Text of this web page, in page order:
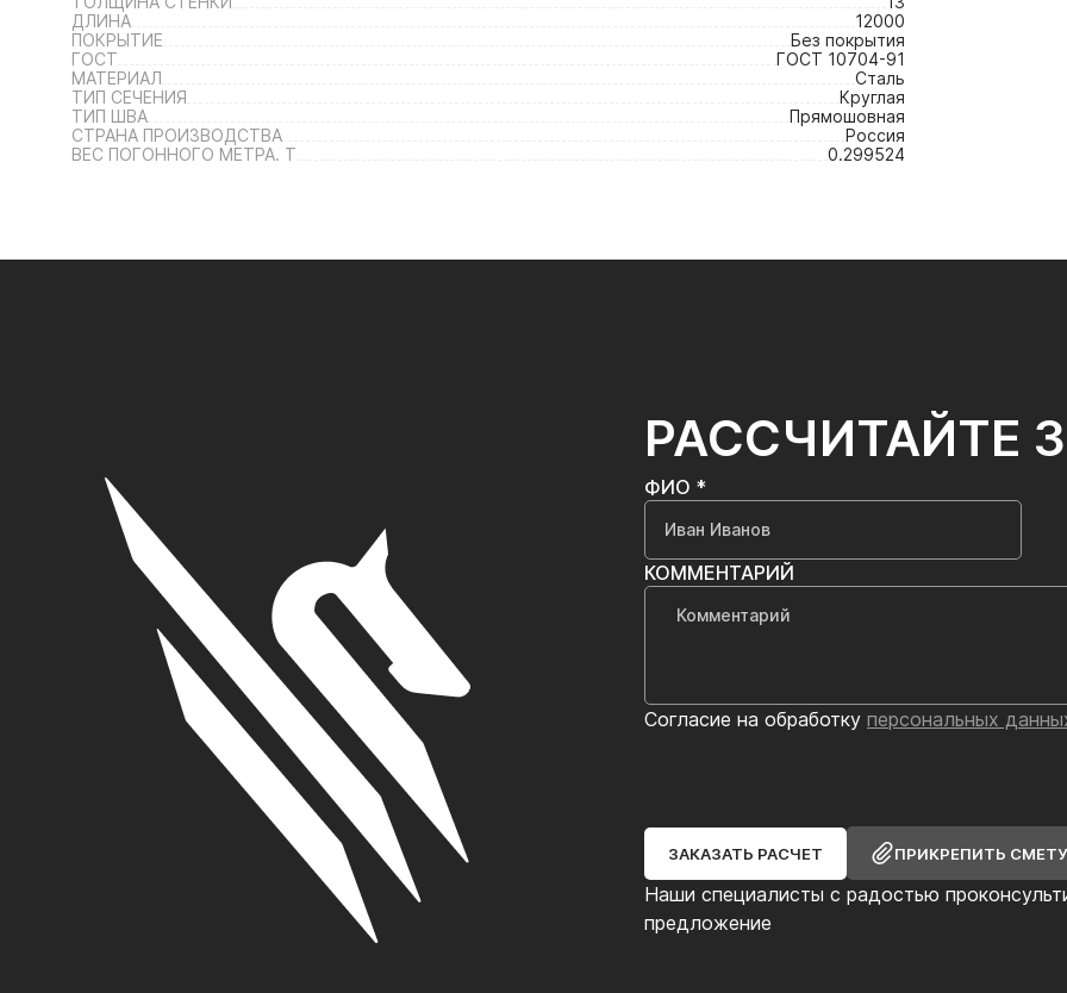
ДЛИНА
12000
ПОКРЫТИЕ
Без покрытия
ГОСТ
ГОСТ 10704-91
МАТЕРИАЛ
Сталь
ТИП СЕЧЕНИЯ
Круглая
ТИП ШВА
Прямошовная
СТРАНА ПРОИЗВОДСТВА
Россия
ВЕС ПОГОННОГО МЕТРА. Т
0.299524
РАССЧИТАЙТЕ
Наши специалисты с радостью
предложение
ФИО *
КОММЕНТАРИЙ
Согласие на обработку персональных
ЗАКАЗАТЬ РАСЧЕТ ПРИКРЕПИТЬ СМЕТУ